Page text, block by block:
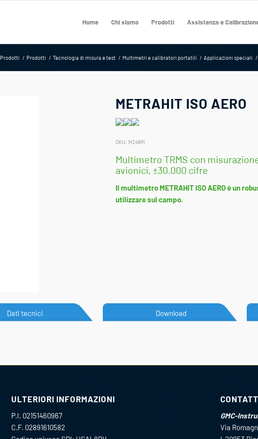
Home Chi siamo Prodotti Assistenza e
Prodotti / Prodotti / Tecnologia di misura e test / Multimetri e calibratori portatili / Applicazioni speciali /
METRAHIT ISO AERO
SKU: M246M
Multimetro TRMS con
avionici, ±30.000 cifre
Il multimetro METRAHIT ISO AERO è un
utilizzare sul campo.
Dati tecnici Download
ULTERIORI INFORMAZIONI
P.I. 02151460967
C.F. 02891610582
GMC-
Via